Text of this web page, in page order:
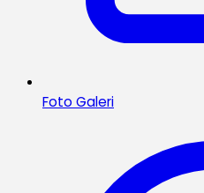
Foto Galeri